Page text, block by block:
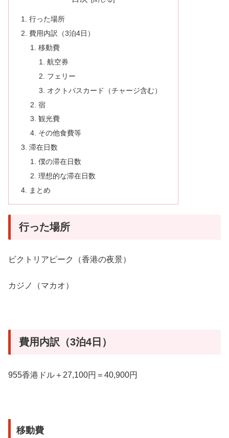
行った場所
費用内訳（3泊4日）
移動費
航空券
フェリー
オクトパスカード（チャージ含む）
宿
観光費
その他食費等
滞在日数
僕の滞在日数
理想的な滞在日数
まとめ
行った場所
ビクトリアピーク（香港の夜景）
カジノ（マカオ）
費用内訳（3泊4日）
955香港ドル＋27,100円＝40,900円
移動費